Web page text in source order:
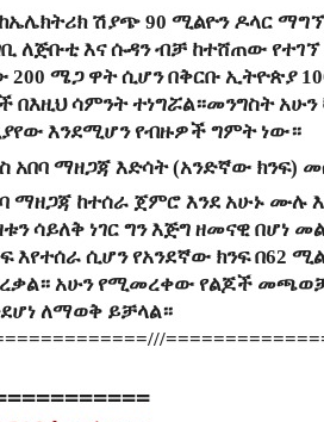
ሽያጭ 90 ሚልዮን ዶላር
ለጅቡቲ እና ሱዳን ብቻ ከተሸጠው የተገኘ
200 ሜጋ ዋት ሲሆን በቅርቡ ኢትዮጵያ
በእዚህ ሳምንት ተነግሯል።መንግስት አሁን
እንደሚሆን የብዙዎች ግምት ነው።
አበባ ማዘጋጃ እድሳት (አንድኛው ክንፍ)
ማዘጋጃ ከተሰራ ጀምሮ እንደ አሁኑ ሙሉ
ሳይለቅ ነገር ግን እጅግ ዘመናዊ በሆነ
እየተሰራ ሲሆን የአንደኛው ክንፍ በ62
አሁን የሚመረቀው የልጆች
ለማወቅ ይቻላል።